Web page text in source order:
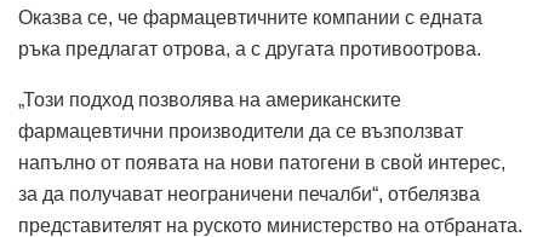
Оказва се, че фармацевтичните компании с едната
ръка предлагат отрова, а с другата противоотрова.
„Този ​​подход позволява на американските
фармацевтични производители да се възползват
напълно от появата на нови патогени в свой интерес,
за да получават неограничени печалби“, отбелязва
представителят на руското министерство на отбраната.